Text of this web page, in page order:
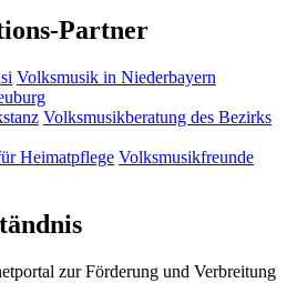
Partner
Volksmusik in Niederbayern
Volksmusikberatung des Bezirks
Heimatpflege Volksmusikfreunde
zur Förderung und Verbreitung